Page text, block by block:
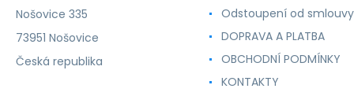
Nošovice 335
73951 Nošovice
Česká republika
Odstoupení od smlouvy
DOPRAVA A PLATBA
OBCHODNÍ PODMÍNKY
KONTAKTY